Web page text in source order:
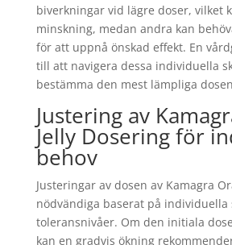
biverkningar vid lägre doser, vilket
minskning, medan andra kan
för att uppnå önskad effekt. En
till att navigera dessa individuella
bestämma den mest lämpliga
Justering av
Jelly Dosering för
behov
Justeringar av dosen av Kamagra
nödvändiga baserat på individuella
toleransnivåer. Om den initiala
kan en gradvis ökning